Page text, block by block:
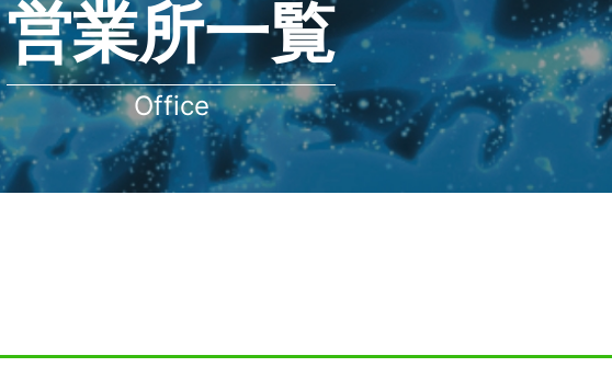
営業所一覧
Office